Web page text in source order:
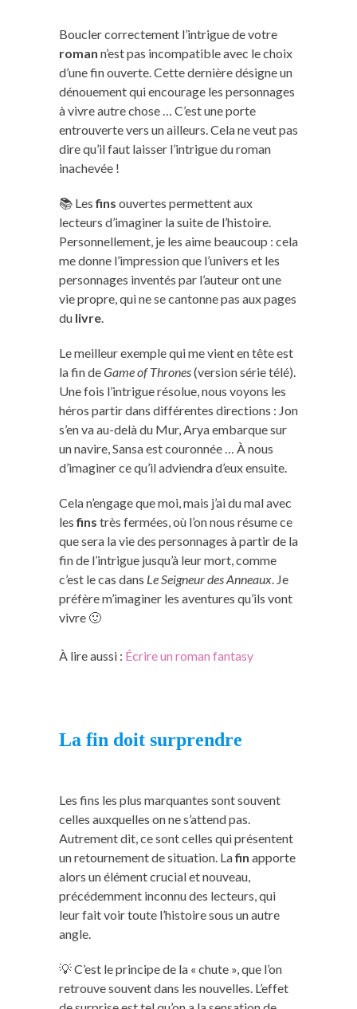
Boucler correctement l’intrigue de votre
roman n’est pas incompatible avec le choix
d’une fin ouverte. Cette dernière désigne un
dénouement qui encourage les personnages
à vivre autre chose … C’est une porte
entrouverte vers un ailleurs. Cela ne veut pas
dire qu’il faut laisser l’intrigue du roman
inachevée !
📚 Lesfins ouvertes permettent aux
lecteurs d’imaginer la suite de l’histoire.
Personnellement, je les aime beaucoup : cela
me donne l’impression que l’univers et les
personnages inventés par l’auteur ont une
vie propre, qui ne se cantonne pas aux pages
du livre
Le meilleur exemple qui me vient en tête est
la fin deGame of Thrones(version série télé).
Une fois l’intrigue résolue, nous voyons les
héros partir dans différentes directions : Jon
s’en va au-delà du Mur, Arya embarque sur
un navire, Sansa est couronnée … À nous
d’imaginer ce qu’il adviendra d’eux ensuite.
Cela n’engage que moi, mais j’ai du mal avec
lesfins très fermées, où l’on nous résume ce
que sera la vie des personnages à partir de la
fin de l’intrigue jusqu’à leur mort, comme
c’est le cas dans Le Seigneur des Anneaux . Je
préfère m’imaginer les aventures qu’ils vont
vivre 🙂
À lire aussi : Écrire un roman fantasy
La fin doit surprendre
Les fins les plus marquantes sont souvent
celles auxquelles on ne s’attend pas.
Autrement dit, ce sont celles qui présentent
un retournement de situation. Lafin apporte
alors un élément crucial et nouveau,
précédemment inconnu des lecteurs, qui
leur fait voir toute l’histoire sous un autre
angle.
💡 C’est le principe de la « chute », que l’on
retrouve souvent dans les nouvelles. L’effet